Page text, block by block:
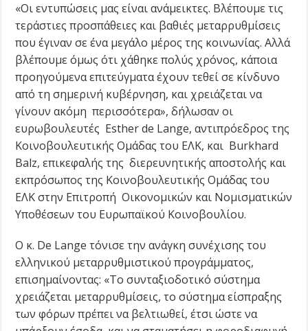
«Οι εντυπώσεις μας είναι ανάμεικτες. Βλέπουμε τις
τεράστιες προσπάθειες και βαθιές μεταρρυθμίσεις
που έγιναν σε ένα μεγάλο μέρος της κοινωνίας. Αλλά
βλέπουμε όμως ότι χάθηκε πολύς χρόνος, κάποια
προηγούμενα επιτεύγματα έχουν τεθεί σε κίνδυνο
από τη σημερινή κυβέρνηση, και χρειάζεται να
γίνουν ακόμη περισσότερα», δήλωσαν οι
ευρωβουλευτές Esther de Lange, αντιπρόεδρος της
Κοινοβουλευτικής Ομάδας του ΕΛΚ, και Burkhard
Balz, επικεφαλής της διερευνητικής αποστολής και
εκπρόσωπος της Κοινοβουλευτικής Ομάδας του
ΕΛΚ στην Επιτροπή Οικονομικών και Νομισματικών
Υποθέσεων του Ευρωπαϊκού Κοινοβουλίου.
Ο κ. De Lange τόνισε την ανάγκη συνέχισης του
ελληνικού μεταρρυθμιστικού προγράμματος,
επισημαίνοντας: «Το συνταξιοδοτικό σύστημα
χρειάζεται μεταρρυθμίσεις, το σύστημα είσπραξης
των φόρων πρέπει να βελτιωθεί, έτσι ώστε να